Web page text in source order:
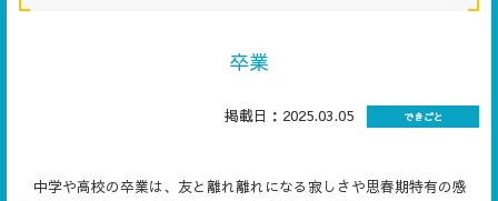
卒業
掲載日：2025.03.05 できごと
中学や高校の卒業は、友と離れ離れになる寂しさや思春期特有の感